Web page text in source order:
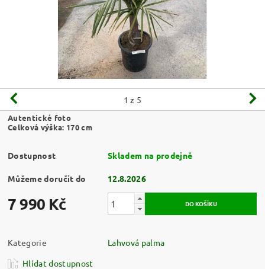
1 z 5
Autentické foto
Celková výška: 170 cm
Dostupnost Skladem na prodejně
Můžeme doručit do 12.8.2026
7 990 Kč
Kategorie
Lahvová palma
Hlídat dostupnost